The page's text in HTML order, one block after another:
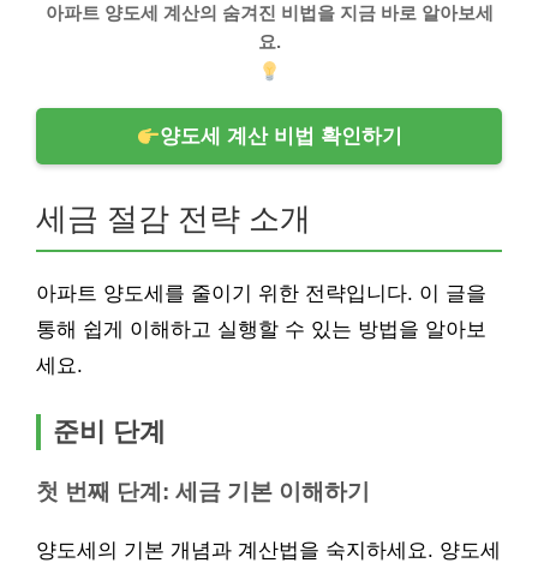
아파트 양도세 계산의 숨겨진 비법을 지금 바로 알아보세
요.
양도세 계산 비법 확인하기
세금 절감 전략 소개
아파트 양도세를 줄이기 위한 전략입니다. 이 글을
통해 쉽게 이해하고 실행할 수 있는 방법을 알아보
세요.
준비 단계
첫 번째 단계: 세금 기본 이해하기
양도세의 기본 개념과 계산법을 숙지하세요. 양도세